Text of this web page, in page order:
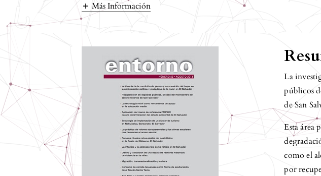
Más Información
La
públicos
de San
Esta área
como el
por